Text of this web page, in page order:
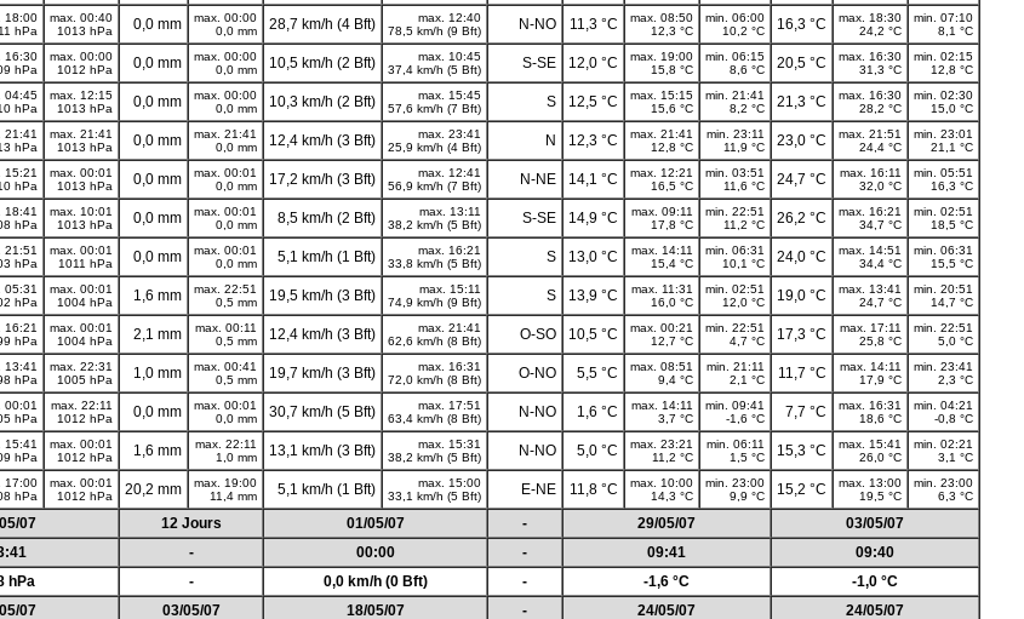
18:00
hPa
max. 00:40
1013 hPa
0,0 mm
max. 00:00
0,0 mm
28,7 km/h (4 Bft)
max. 12:40
78,5 km/h (9 Bft)
N-NO 11,3 °C
max. 08:50
12,3 °C
min. 06:00
10,2 °C
16,3 °C
max. 18:30
24,2 °C
min. 07:10
8,1 °C
16:30
hPa
max. 00:00
1012 hPa
0,0 mm
max. 00:00
0,0 mm
10,5 km/h (2 Bft)
max. 10:45
37,4 km/h (5 Bft)
S-SE 12,0 °C
max. 19:00
15,8 °C
min. 06:15
8,6 °C
20,5 °C
max. 16:30
31,3 °C
min. 02:15
12,8 °C
04:45
hPa
max. 12:15
1013 hPa
0,0 mm
max. 00:00
0,0 mm
10,3 km/h (2 Bft)
max. 15:45
57,6 km/h (7 Bft)
S 12,5 °C
max. 15:15
15,6 °C
min. 21:41
8,2 °C
21,3 °C
max. 16:30
28,2 °C
min. 02:30
15,0 °C
21:41
hPa
max. 21:41
1013 hPa
0,0 mm
max. 21:41
0,0 mm
12,4 km/h (3 Bft)
max. 23:41
25,9 km/h (4 Bft)
N 12,3 °C
max. 21:41
12,8 °C
min. 23:11
11,9 °C
23,0 °C
max. 21:51
24,4 °C
min. 23:01
21,1 °C
15:21
hPa
max. 00:01
1013 hPa
0,0 mm
max. 00:01
0,0 mm
17,2 km/h (3 Bft)
max. 12:41
56,9 km/h (7 Bft)
N-NE 14,1 °C
max. 12:21
16,5 °C
min. 03:51
11,6 °C
24,7 °C
max. 16:11
32,0 °C
min. 05:51
16,3 °C
18:41
hPa
max. 10:01
1013 hPa
0,0 mm
max. 00:01
0,0 mm
8,5 km/h (2 Bft)
max. 13:11
38,2 km/h (5 Bft)
S-SE 14,9 °C
max. 09:11
17,8 °C
min. 22:51
11,2 °C
26,2 °C
max. 16:21
34,7 °C
min. 02:51
18,5 °C
21:51
hPa
max. 00:01
1011 hPa
0,0 mm
max. 00:01
0,0 mm
5,1 km/h (1 Bft)
max. 16:21
33,8 km/h (5 Bft)
S 13,0 °C
max. 14:11
15,4 °C
min. 06:31
10,1 °C
24,0 °C
max. 14:51
34,4 °C
min. 06:31
15,5 °C
05:31
hPa
max. 00:01
1004 hPa
1,6 mm
max. 22:51
0,5 mm
19,5 km/h (3 Bft)
max. 15:11
74,9 km/h (9 Bft)
S 13,9 °C
max. 11:31
16,0 °C
min. 02:51
12,0 °C
19,0 °C
max. 13:41
24,7 °C
min. 20:51
14,7 °C
16:21
hPa
max. 00:01
1004 hPa
2,1 mm
max. 00:11
0,5 mm
12,4 km/h (3 Bft)
max. 21:41
62,6 km/h (8 Bft)
O-SO 10,5 °C
max. 00:21
12,7 °C
min. 22:51
4,7 °C
17,3 °C
max. 17:11
25,8 °C
min. 22:51
5,0 °C
13:41
hPa
max. 22:31
1005 hPa
1,0 mm
max. 00:41
0,5 mm
19,7 km/h (3 Bft)
max. 16:31
72,0 km/h (8 Bft)
O-NO 5,5 °C
max. 08:51
9,4 °C
min. 21:11
2,1 °C
11,7 °C
max. 14:11
17,9 °C
min. 23:41
2,3 °C
00:01
hPa
max. 22:11
1012 hPa
0,0 mm
max. 00:01
0,0 mm
30,7 km/h (5 Bft)
max. 17:51
63,4 km/h (8 Bft)
N-NO 1,6 °C
max. 14:11
3,7 °C
min. 09:41
-1,6 °C
7,7 °C
max. 16:31
18,6 °C
min. 04:21
-0,8 °C
15:41
hPa
max. 00:01
1012 hPa
1,6 mm
max. 22:11
1,0 mm
13,1 km/h (3 Bft)
max. 15:31
38,2 km/h (5 Bft)
N-NO 5,0 °C
max. 23:21
11,2 °C
min. 06:11
1,5 °C
15,3 °C
max. 15:41
26,0 °C
min. 02:21
3,1 °C
17:00
hPa
max. 00:01
1012 hPa
20,2 mm
max. 19:00
11,4 mm
5,1 km/h (1 Bft)
max. 15:00
33,1 km/h (5 Bft)
E-NE 11,8 °C
max. 10:00
14,3 °C
min. 23:00
9,9 °C
15,2 °C
max. 13:00
19,5 °C
min. 23:00
6,3 °C
07 12 Jours 01/05/07 - 29/05/07
03/05/07
- 00:00 - 09:41
09:40
hPa - 0,0 km/h (0 Bft) - -1,6 °C
-1,0 °C
07 03/05/07 18/05/07 - 24/05/07
24/05/07